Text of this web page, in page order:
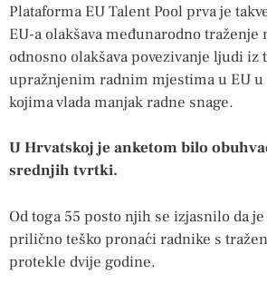
Plataforma EU Talent Pool prva je
EU-a olakšava međunarodno
odnosno olakšava povezivanje ljudi iz
upražnjenim radnim mjestima u EU
kojima vlada manjak radne snage.
U Hrvatskoj je anketom bilo
srednjih tvrtki.
Od toga 55 posto njih se izjasnilo da
prilično teško pronaći radnike s
protekle dvije godine.